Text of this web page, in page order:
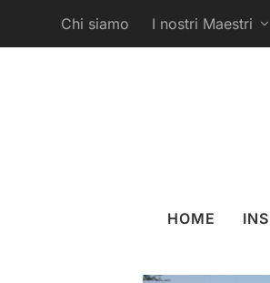
Chi siamo I nostri Maestri
HOME